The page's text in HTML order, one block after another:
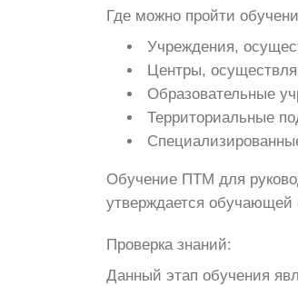
Где можно пройти
Учреждения,
Центры,
Образовательные
Территориальные
Обучение ПТМ для
утверждается обучающей
Проверка знаний:
Данный этап обучения